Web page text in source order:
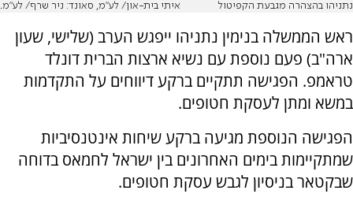
נתניהו בהצהרה מגבעת הקפיטול איתי בית-און/ לע״מ, סאונד: ניר שרף/ לע״מ.
ראש הממשלה בנימין נתניהו ייפגש הערב (שלישי, שעון
ארה"ב) פעם נוספת עם נשיא ארצות הברית דונלד
טראמפ. הפגישה תתקיים ברקע דיווחים על התקדמות
במשא ומתן לעסקת חטופים.
הפגישה הנוספת מגיעה ברקע שיחות אינטנסיביות
שמתקיימות בימים האחרונים בין ישראל לחמאס בדוחה
שבקטאר בניסיון לגבש עסקת חטופים.